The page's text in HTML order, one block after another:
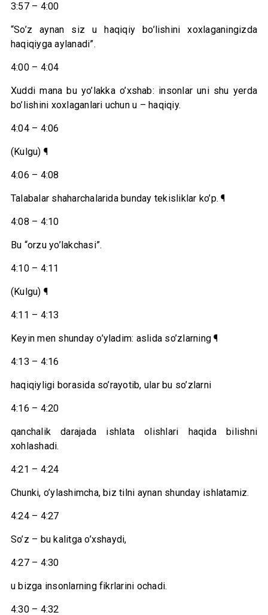
3:57 – 4:00
“So’z aynan siz u haqiqiy bo’lishini xoxlaganingizda
haqiqiyga aylanadi”.
4:00 – 4:04
Xuddi mana bu yo’lakka o’xshab: insonlar uni shu yerda
bo’lishini xoxlaganlari uchun u – haqiqiy.
4:04 – 4:06
(Kulgu) ¶
4:06 – 4:08
Talabalar shaharchalarida bunday tekisliklar ko’p. ¶
4:08 – 4:10
Bu “orzu yo’lakchasi”.
4:10 – 4:11
(Kulgu) ¶
4:11 – 4:13
Keyin men shunday o’yladim: aslida so’zlarning ¶
4:13 – 4:16
haqiqiyligi borasida so’rayotib, ular bu so’zlarni
4:16 – 4:20
qanchalik darajada ishlata olishlari haqida bilishni
xohlashadi.
4:21 – 4:24
Chunki, o’ylashimcha, biz tilni aynan shunday ishlatamiz.
4:24 – 4:27
So’z – bu kalitga o’xshaydi,
4:27 – 4:30
u bizga insonlarning fikrlarini ochadi.
4:30 – 4:32